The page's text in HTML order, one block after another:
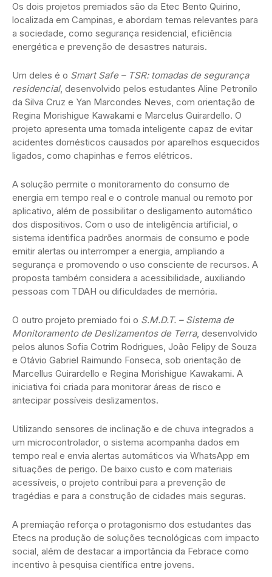
Os dois projetos premiados são da Etec Bento Quirino,
localizada em Campinas, e abordam temas relevantes para
a sociedade, como segurança residencial, eficiência
energética e prevenção de desastres naturais.
Um deles é o Smart Safe – TSR: tomadas de segurança
residencial, desenvolvido pelos estudantes Aline Petronilo
da Silva Cruz e Yan Marcondes Neves, com orientação de
Regina Morishigue Kawakami e Marcelus Guirardello. O
projeto apresenta uma tomada inteligente capaz de evitar
acidentes domésticos causados por aparelhos esquecidos
ligados, como chapinhas e ferros elétricos.
A solução permite o monitoramento do consumo de
energia em tempo real e o controle manual ou remoto por
aplicativo, além de possibilitar o desligamento automático
dos dispositivos. Com o uso de inteligência artificial, o
sistema identifica padrões anormais de consumo e pode
emitir alertas ou interromper a energia, ampliando a
segurança e promovendo o uso consciente de recursos. A
proposta também considera a acessibilidade, auxiliando
pessoas com TDAH ou dificuldades de memória.
O outro projeto premiado foi o S.M.D.T. – Sistema de
Monitoramento de Deslizamentos de Terra, desenvolvido
pelos alunos Sofia Cotrim Rodrigues, João Felipy de Souza
e Otávio Gabriel Raimundo Fonseca, sob orientação de
Marcellus Guirardello e Regina Morishigue Kawakami. A
iniciativa foi criada para monitorar áreas de risco e
antecipar possíveis deslizamentos.
Utilizando sensores de inclinação e de chuva integrados a
um microcontrolador, o sistema acompanha dados em
tempo real e envia alertas automáticos via WhatsApp em
situações de perigo. De baixo custo e com materiais
acessíveis, o projeto contribui para a prevenção de
tragédias e para a construção de cidades mais seguras.
A premiação reforça o protagonismo dos estudantes das
Etecs na produção de soluções tecnológicas com impacto
social, além de destacar a importância da Febrace como
incentivo à pesquisa científica entre jovens.